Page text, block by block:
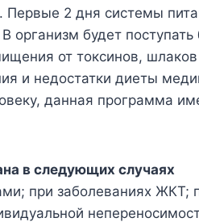
2 дня системы
будет поступать
от токсинов,
и недостатки диеты
данная программа
в следующих случаях
при заболеваниях ЖКТ;